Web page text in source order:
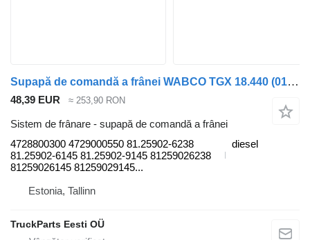
Supapă de comandă a frânei WABCO TGX 18.440 (01.07-) 4728800300 pentru cap tractor MAN TGL, TGM, TGS, TGX (2005-2021)
48,39 EUR ≈ 253,90 RON
Sistem de frânare - supapă de comandă a frânei
4728800300 4729000550 81.25902-6238
81.25902-6145 81.25902-9145 81259026238
81259026145 81259029145...
diesel
Estonia, Tallinn
TruckParts Eesti OÜ